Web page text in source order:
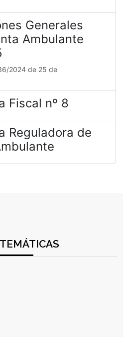
Generales
Ambulante
2024 de 25 de
Fiscal nº 8
Reguladora de